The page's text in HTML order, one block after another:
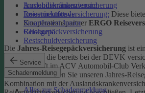
Immobilienfinanzierung
Investmentfonds
SmartInvest Junior
Girokonto
Restschuldversicherung
Service
Schadenmeldung
Alles zur Schadenmeldung
Auslandskrankenversicherung
Reiserücktrittsversicherung: Diese
Kooperationspartner ERGO
Reisegepäckversicherung
Die Jahres-Reisegepäckversicherung ist
und Kunden, die bereits bei der DEVK
Mitgliedschaft im ACV Automobil-Club
Neukund:in können Sie unseren Jahres-
Kombination mit der